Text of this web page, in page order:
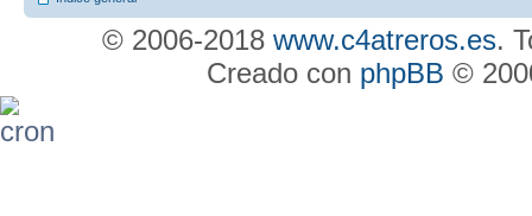
© 2006-2018 www.c4atreros.es.
Creado con phpBB ©